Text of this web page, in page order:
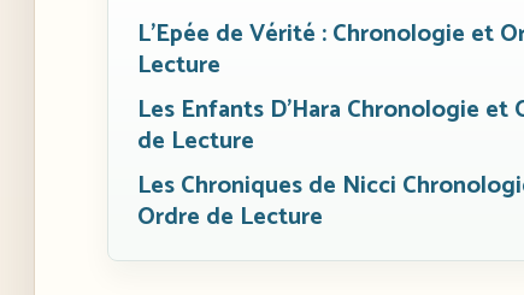
L’Epée de Vérité : Chronologie et
Lecture
Les Enfants D’Hara Chronologie et
de Lecture
Les Chroniques de Nicci
Ordre de Lecture